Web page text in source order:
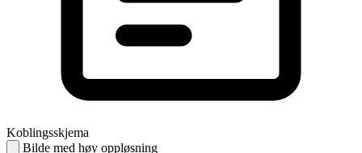
Koblingsskjema
Bilde med høy oppløsning